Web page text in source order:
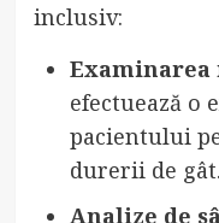
inclusiv:
Examinarea
efectuează o
pacientului
durerii de gât.
Analize de